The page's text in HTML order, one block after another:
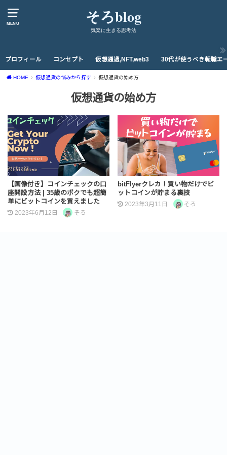
MENU そろblog
気楽に生きる思考法
プロフィール コンセプト 仮想通過,NFT,web3 30代が使うべき転職エ
HOME 仮想通貨の悩みから探す 仮想通貨の始め方
仮想通貨の始め方
【画像付き】コインチェックの口
座開設方法 | 35歳のボクでも超簡
単にビットコインを買えました
2023年6月12日 そろ
bitFlyerクレカ！買い物だけでビ
ットコインが貯まる裏技
2023年3月11日 そろ